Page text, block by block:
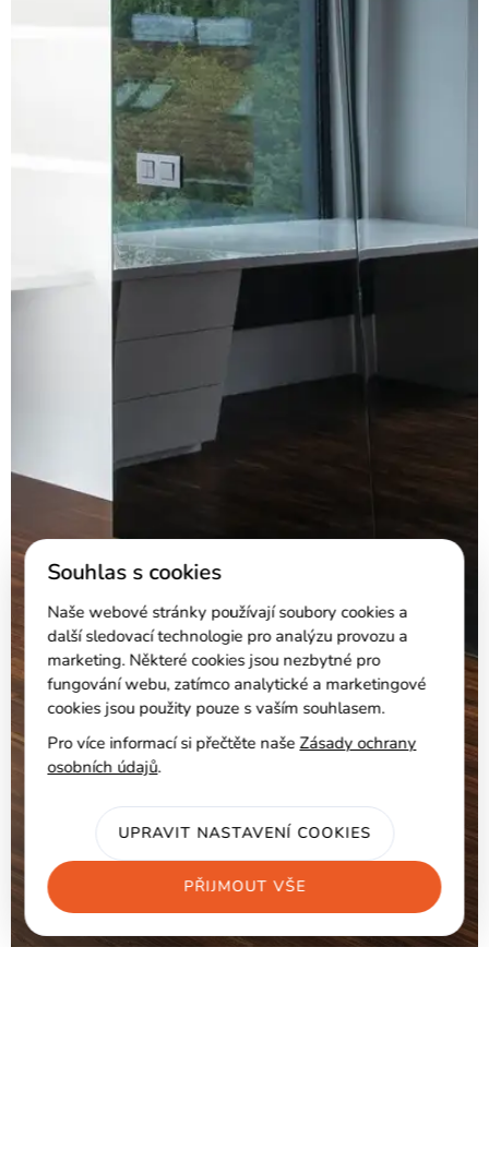
Souhlas s cookies
Naše webové stránky používají soubory cookies a
další sledovací technologie pro analýzu provozu a
marketing. Některé cookies jsou nezbytné pro
fungování webu, zatímco analytické a marketingové
cookies jsou použity pouze s vaším souhlasem.
Pro více informací si přečtěte našeZásady ochrany
osobních údajů.
UPRAVIT NASTAVENÍ COOKIES
PŘIJMOUT VŠE